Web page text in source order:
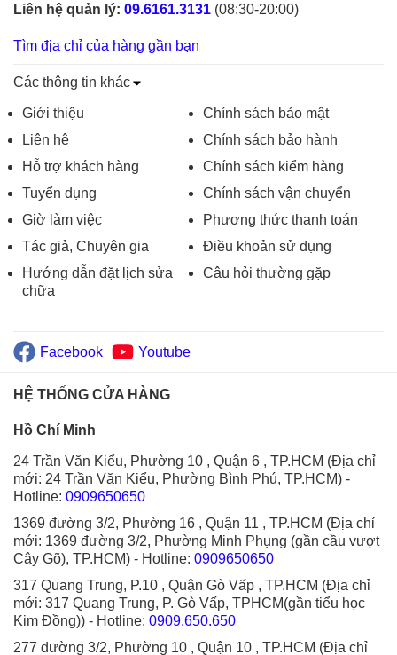
Liên hệ quản lý: 09.6161.3131 (08:30-20:00)
Tìm địa chỉ của hàng gần bạn
Các thông tin khác
Giới thiệu
Liên hệ
Hỗ trợ khách hàng
Tuyển dụng
Giờ làm việc
Tác giả, Chuyên gia
Hướng dẫn đặt lịch sửa
chữa
Chính sách bảo mật
Chính sách bảo hành
Chính sách kiểm hàng
Chính sách vận chuyển
Phương thức thanh toán
Điều khoản sử dụng
Câu hỏi thường gặp
Facebook Youtube
HỆ THỐNG CỬA HÀNG
Hồ Chí Minh
24 Trần Văn Kiểu, Phường 10 , Quận 6 , TP.HCM (Địa chỉ
mới: 24 Trần Văn Kiểu, Phường Bình Phú, TP.HCM) -
Hotline: 0909650650
1369 đường 3/2, Phường 16 , Quận 11 , TP.HCM (Địa chỉ
mới: 1369 đường 3/2, Phường Minh Phụng (gần cầu vượt
Cây Gõ), TP.HCM) - Hotline: 0909650650
317 Quang Trung, P.10 , Quận Gò Vấp , TP.HCM (Địa chỉ
mới: 317 Quang Trung, P. Gò Vấp, TPHCM(gần tiểu học
Kim Đồng)) - Hotline: 0909.650.650
277 đường 3/2, Phường 10 , Quận 10 , TP.HCM (Địa chỉ